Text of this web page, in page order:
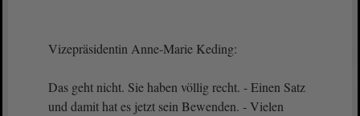
Vizepräsidentin Anne-Marie Keding:
Das geht nicht. Sie haben völlig recht. - Einen Satz
und damit hat es jetzt sein Bewenden. - Vielen